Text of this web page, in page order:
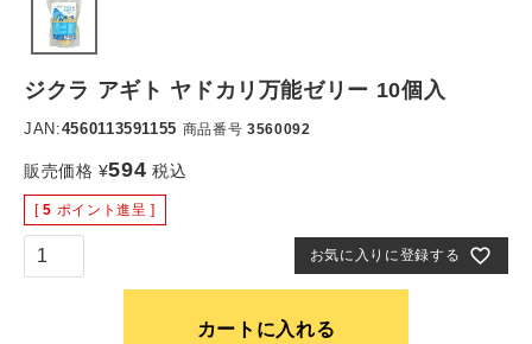
ジクラ アギト ヤドカリ万能ゼリー 10個入
JAN:4560113591155 商品番号 3560092
販売価格 ¥594 税込
[ 5 ポイント進呈 ]
お気に入りに登録する
カートに入れる